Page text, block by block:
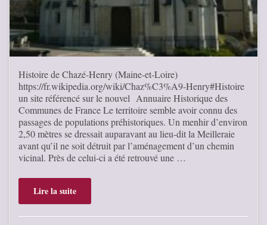
Histoire de Chazé-Henry (Maine-et-Loire)
https://fr.wikipedia.org/wiki/Chaz%C3%A9-Henry#Histoire
un site référencé sur le nouvel Annuaire Historique des
Communes de France Le territoire semble avoir connu des
passages de populations préhistoriques. Un menhir d’environ
2,50 mètres se dressait auparavant au lieu-dit la Meilleraie
avant qu’il ne soit détruit par l’aménagement d’un chemin
vicinal. Près de celui-ci a été retrouvé une …
Lire la suite